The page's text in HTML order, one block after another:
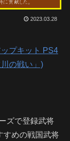
2023.03.28
プキット PS4
の戦い」)
ズで登録武将
すめの戦国武将